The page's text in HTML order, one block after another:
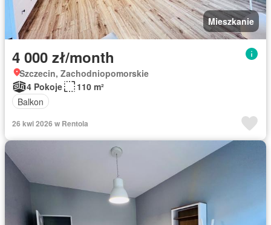
Mieszkanie
4 000 zł/month
Szczecin, Zachodniopomorskie
4 Pokoje
110 m²
Balkon
26 kwi 2026 w Rentola